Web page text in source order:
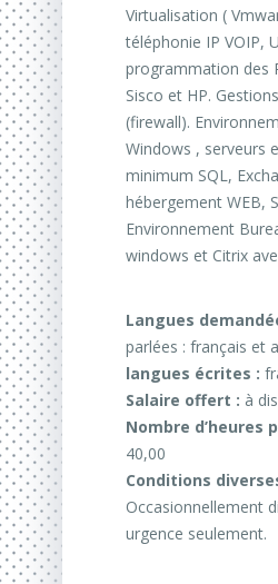
Virtualisation (
téléphonie IP VOIP,
programmation des
Sisco et HP.
(firewall).
Windows , serveurs
minimum SQL,
hébergement WEB,
Environnement
windows et Citrix
Langues
parlées : français et
langues écrites :
Salaire offert : à
Nombre d’heures
40,00
Conditions
Occasionnellement
urgence seulement.